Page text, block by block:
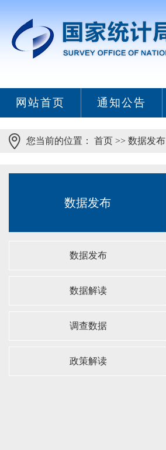
网站首页 通知公告
您当前的位置： 首页 >> 数据发布
数据发布
数据发布
数据解读
调查数据
政策解读